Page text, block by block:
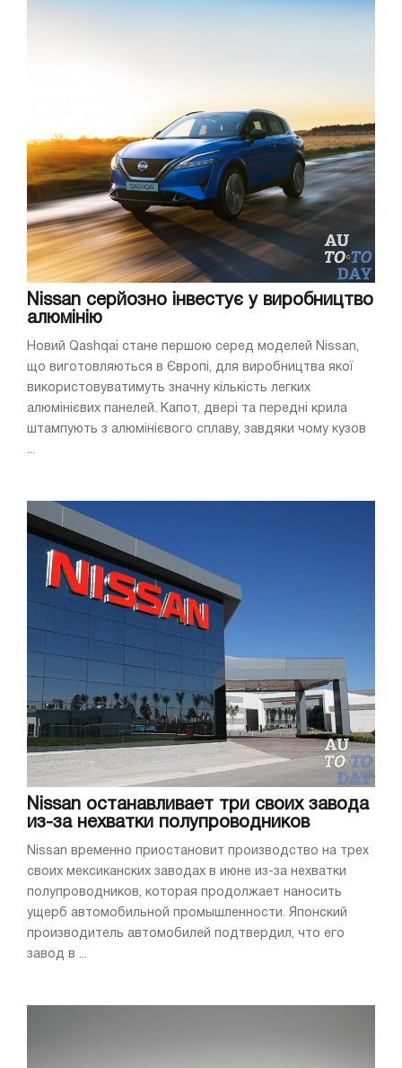
Nissan серйозно інвестує у виробництво
алюмінію
Новий Qashqai стане першою серед моделей Nissan,
що виготовляються в Європі, для виробництва якої
використовуватимуть значну кількість легких
алюмінієвих панелей. Капот, двері та передні крила
штампують з алюмінієвого сплаву, завдяки чому кузов
...
Nissan останавливает три своих завода
из-за нехватки полупроводников
Nissan временно приостановит производство на трех
своих мексиканских заводах в июне из-за нехватки
полупроводников, которая продолжает наносить
ущерб автомобильной промышленности. Японский
производитель автомобилей подтвердил, что его
завод в ...